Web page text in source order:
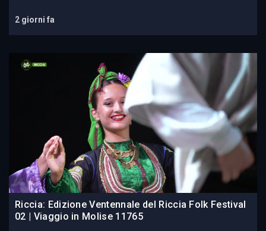
2 giorni fa
Riccia: Edizione Ventennale del Riccia Folk Festival
02 | Viaggio in Molise 11765